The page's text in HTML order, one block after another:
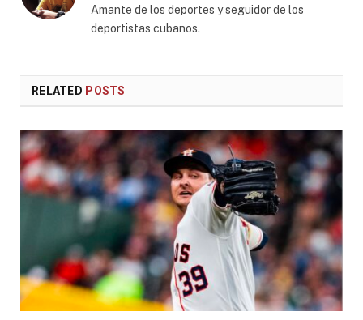
Amante de los deportes y seguidor de los
deportistas cubanos.
RELATED POSTS